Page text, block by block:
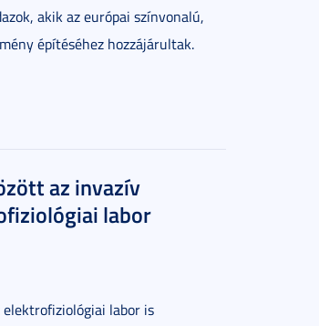
akik az európai színvonalú,
építéséhez hozzájárultak.
az invazív
labor
labor is